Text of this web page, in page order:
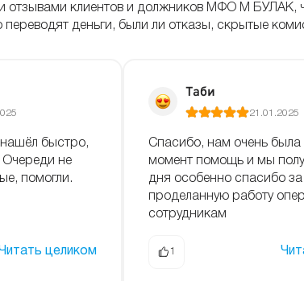
отзывами клиентов и должников МФО М БУЛАК,
переводят деньги, были ли отказы, скрытые
быстро,
Очереди не
помогли.
целиком
Таби
21.01.2025
Спасибо, нам очень была
момент помощь и мы
дня особенно спасибо за
проделанную работу
сотрудникам
1